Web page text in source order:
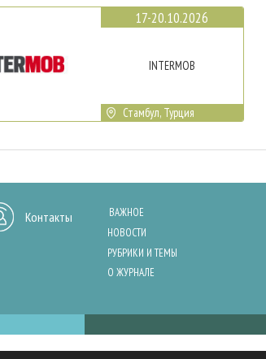
17-20.10.2026
INTERMOB
Стамбул, Турция
Контакты
ВАЖНОЕ
НОВОСТИ
РУБРИКИ И ТЕМЫ
О ЖУРНАЛЕ